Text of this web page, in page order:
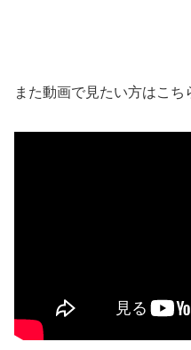
また動画で見たい方はこち